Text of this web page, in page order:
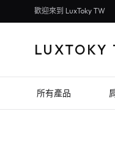
歡迎來到 LuxToky TW
LUXTOKY
所有產品